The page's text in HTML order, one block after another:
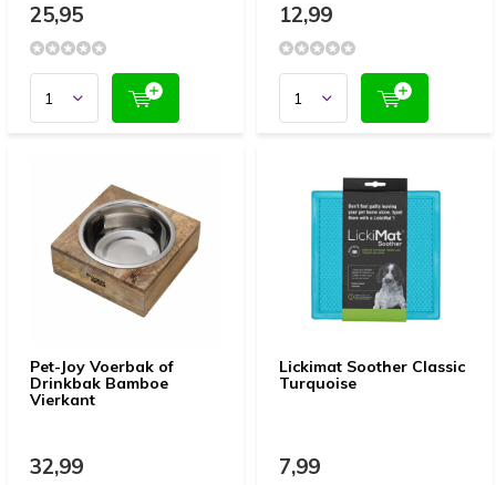
25,95 12,99
Pet-Joy Voerbak of
Drinkbak Bamboe
Vierkant
32,99
Lickimat Soother Classic
Turquoise
7,99